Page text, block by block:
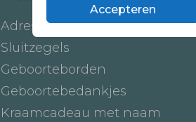
Accepteren
Adresstickers
Sluitzegels
Geboorteborden
Geboortebedankjes
Kraamcadeau met naam